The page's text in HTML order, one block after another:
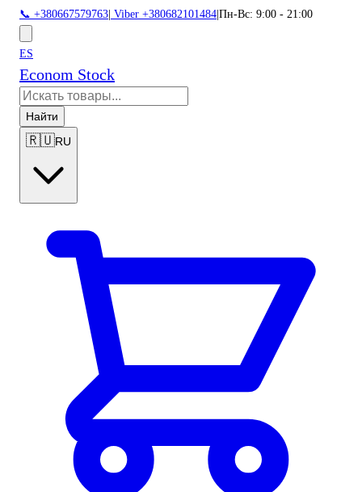
📞 +380667579763 Viber +380682101484 Пн-Вс: 9:00 - 21:00
ES
Econom Stock
Найти
🇷🇺RU